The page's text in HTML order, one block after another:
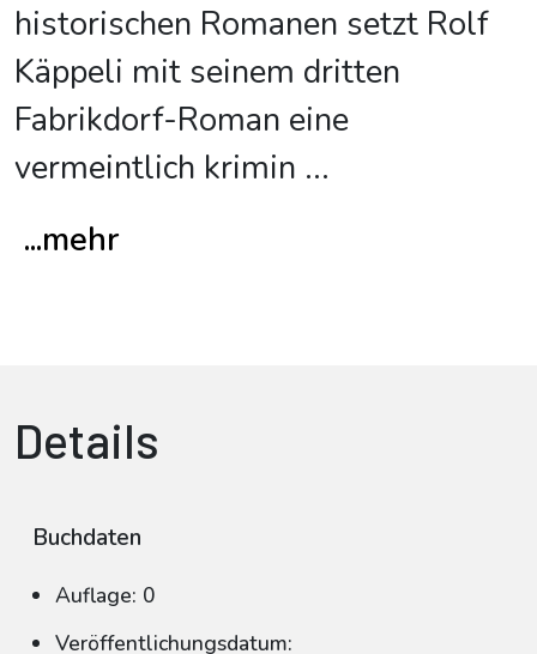
historischen Romanen setzt Rolf
Käppeli mit seinem dritten
Fabrikdorf-Roman eine
vermeintlich krimin ...
...mehr
Details
Buchdaten
Auflage: 0
Veröffentlichungsdatum: